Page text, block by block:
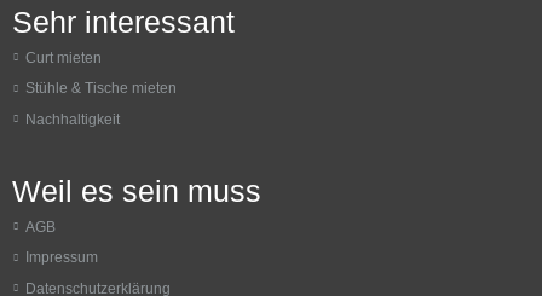
Sehr interessant
Curt mieten
Stühle & Tische mieten
Nachhaltigkeit
Weil es sein muss
AGB
Impressum
Datenschutzerklärung